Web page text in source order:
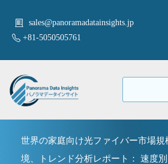
sales@panoramadatainsights.jp
+81-5050505761
世界の家庭向け光ファイバー市場
境、トレンド分析レポート： 速度別